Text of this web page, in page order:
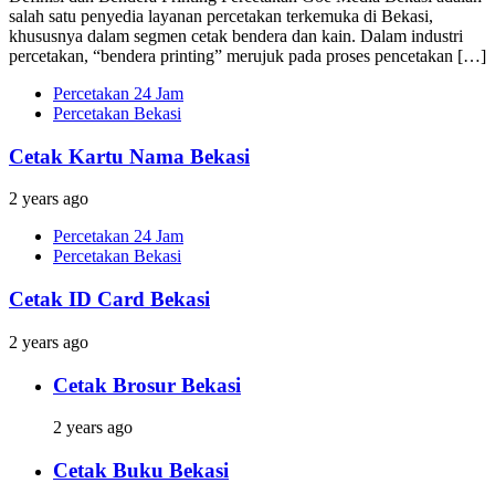
salah satu penyedia layanan percetakan terkemuka di Bekasi,
khususnya dalam segmen cetak bendera dan kain. Dalam industri
percetakan, “bendera printing” merujuk pada proses pencetakan […]
Percetakan 24 Jam
Percetakan Bekasi
Cetak Kartu Nama Bekasi
2 years ago
Percetakan 24 Jam
Percetakan Bekasi
Cetak ID Card Bekasi
2 years ago
Cetak Brosur Bekasi
2 years ago
Cetak Buku Bekasi